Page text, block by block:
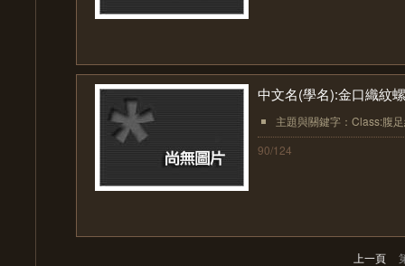
中文名(學名):金口織紋
主題與關鍵字：Class:腹
90/124
上一頁